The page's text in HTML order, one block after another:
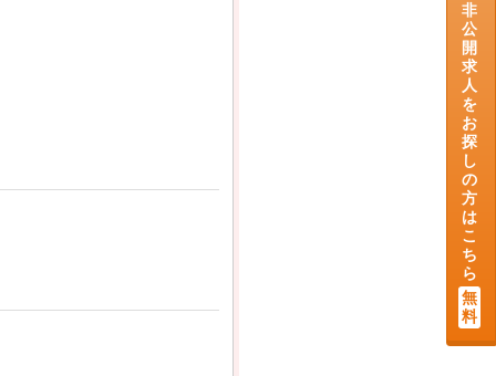
非
公
開
求
人
を
お
探
し
の
方
は
こ
ち
ら
無
料